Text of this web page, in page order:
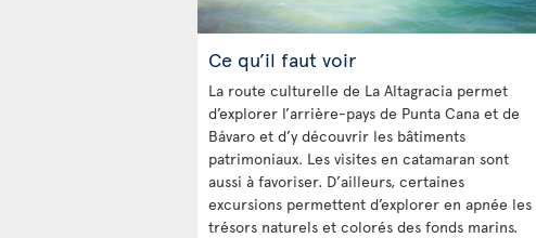
Ce qu’il faut voir
La route culturelle de La Altagracia permet
d’explorer l’arrière-pays de Punta Cana et de
Bávaro et d’y découvrir les bâtiments
patrimoniaux. Les visites en catamaran sont
aussi à favoriser. D’ailleurs, certaines
excursions permettent d’explorer en apnée les
trésors naturels et colorés des fonds marins.